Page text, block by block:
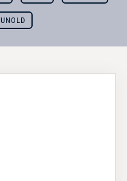
UNOLD